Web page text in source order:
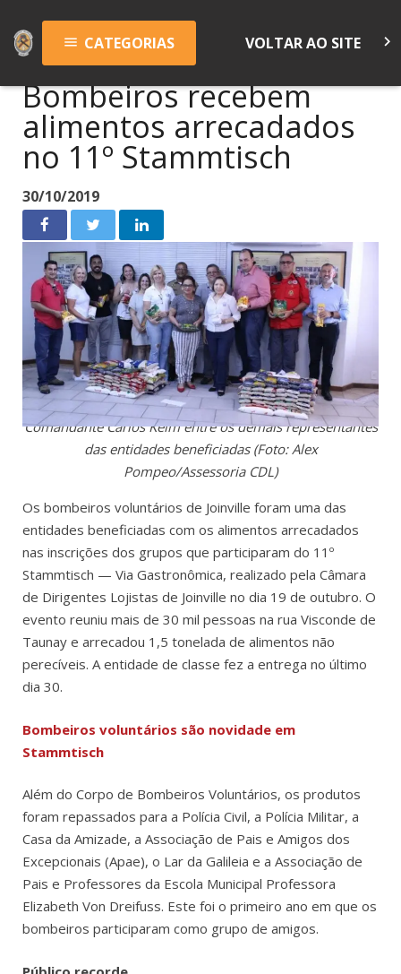
menu CATEGORIAS VOLTAR AO SITE keyboard_arrow_right
Bombeiros recebem
alimentos arrecadados
no 11º Stammtisch
30/10/2019
Comandante Carlos Kelm entre os demais representantes
das entidades beneficiadas (Foto: Alex
Pompeo/Assessoria CDL)
Os bombeiros voluntários de Joinville foram uma das
entidades beneficiadas com os alimentos arrecadados
nas inscrições dos grupos que participaram do 11º
Stammtisch — Via Gastronômica, realizado pela Câmara
de Dirigentes Lojistas de Joinville no dia 19 de outubro. O
evento reuniu mais de 30 mil pessoas na rua Visconde de
Taunay e arrecadou 1,5 tonelada de alimentos não
perecíveis. A entidade de classe fez a entrega no último
dia 30.
Bombeiros voluntários são novidade em
Stammtisch
Além do Corpo de Bombeiros Voluntários, os produtos
foram repassados para a Polícia Civil, a Polícia Militar, a
Casa da Amizade, a Associação de Pais e Amigos dos
Excepcionais (Apae), o Lar da Galileia e a Associação de
Pais e Professores da Escola Municipal Professora
Elizabeth Von Dreifuss. Este foi o primeiro ano em que os
bombeiros participaram como grupo de amigos.